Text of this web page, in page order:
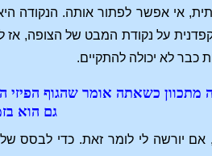
אי אפשר לפתור אותה. הנקודה
על נקודת המבט של הצופה, אז
כבר לא יכולה להתקיים.
כשאתה אומר שהגוף הפיזי הוא
גם הוא
אם יורשה לי לומר זאת. כדי לבסס